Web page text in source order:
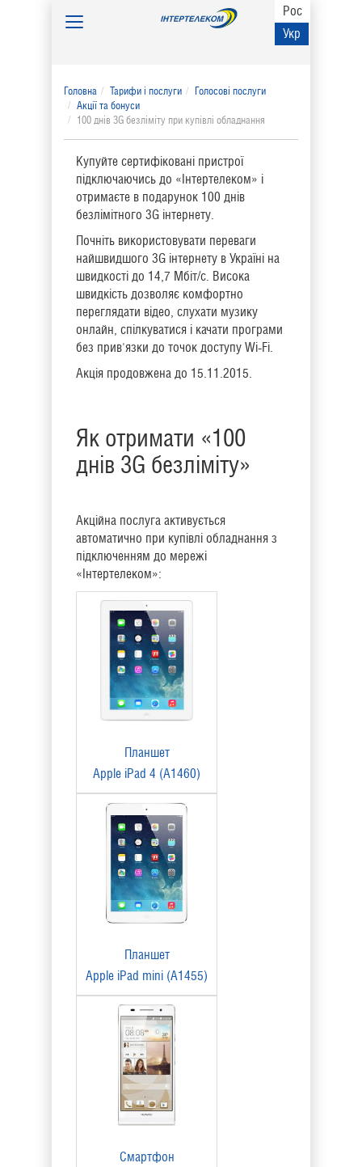
Рос
Укр
Toggle
Головна Тарифи і послуги
Голосові послуги
Акції та бонуси
100 днів 3G безліміту при купівлі обладнання
Купуйте сертифіковані пристрої
підключаючись до «Інтертелеком» і
отримаєте в подарунок 100 днів
безлімітного 3G інтернету.
Почніть використовувати переваги
найшвидшого 3G інтернету в Україні на
швидкості до 14,7 Мбіт/с. Висока
швидкість дозволяє комфортно
переглядати відео, слухати музику
онлайн, спілкуватися і качати програми
без прив'язки до точок доступу Wi-Fi.
Акція продовжена до 15.11.2015.
Як отримати «100
днів 3G безліміту»
Акційна послуга активується
автоматично при купівлі обладнання з
підключенням до мережі
«Інтертелеком»:
Планшет
Apple iPad 4 (A1460)
Планшет
Apple iPad mini (A1455)
Смартфон